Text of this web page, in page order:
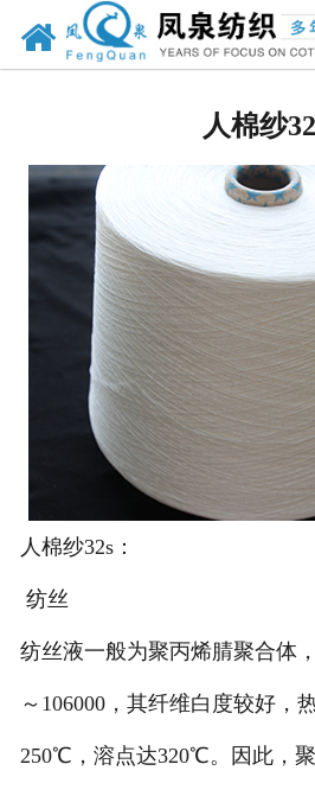
网站
竹纤
其他
其他
强捻
天丝
莫代
人棉纱
人棉纱32s：
纺丝
纺丝液一般为聚丙烯腈聚合体
～106000，其纤维白度较好，
250℃，溶点达320℃。因此，